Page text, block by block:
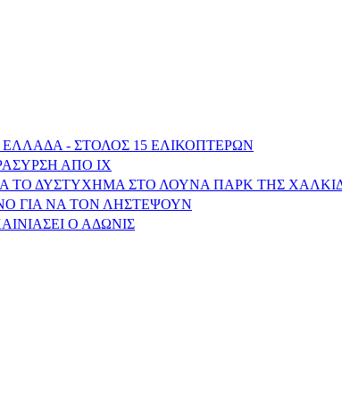
- ΣΤΟΛΟΣ 15 ΕΛΙΚΟΠΤΕΡΩΝ
ΑΠΟ ΙΧ
ΤΟ ΔΥΣΤΥΧΗΜΑ ΣΤΟ ΛΟΥΝΑ ΠΑΡΚ ΤΗΣ
ΓΙΑ ΝΑ ΤΟΝ ΛΗΣΤΕΨΟΥΝ
Ο ΑΔΩΝΙΣ